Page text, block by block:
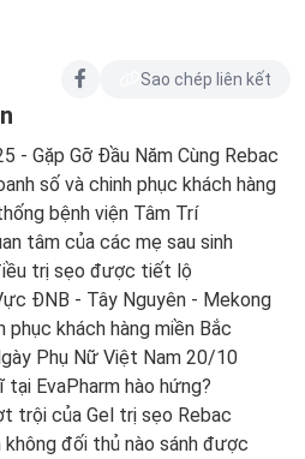
Sao chép liên kết
- Gặp Gỡ Đầu Năm Cùng Rebac
số và chinh phục khách hàng
bệnh viện Tâm Trí
tâm của các mẹ sau sinh
trị sẹo được tiết lộ
ĐNB - Tây Nguyên - Mekong
phục khách hàng miền Bắc
Phụ Nữ Việt Nam 20/10
EvaPharm hào hứng?
trội của Gel trị sẹo Rebac
đối thủ nào sánh được